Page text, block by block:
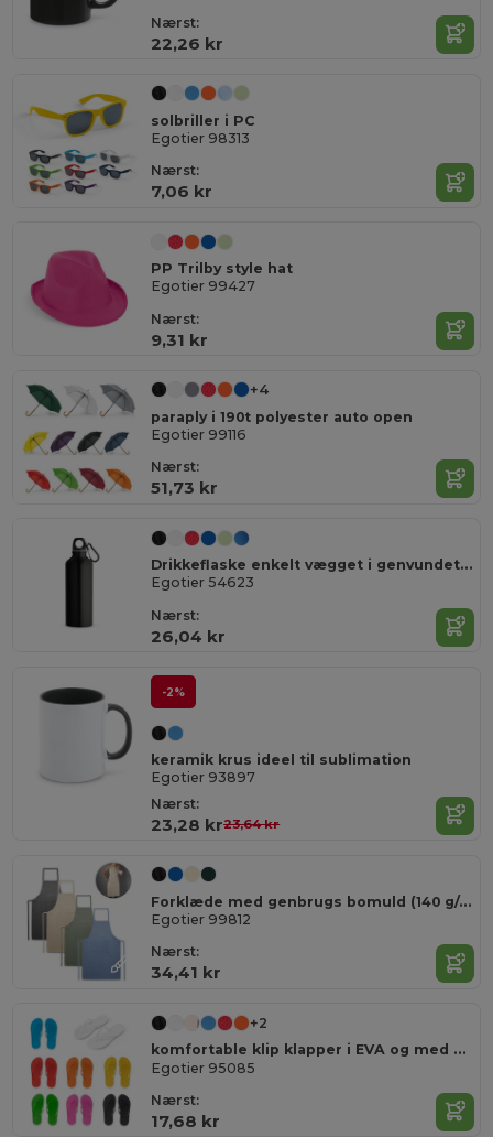
Nærst:
22,26 kr
solbriller i PC
Egotier 98313
Nærst:
7,06 kr
PP Trilby style hat
Egotier 99427
Nærst:
9,31 kr
+4
paraply i 190t polyester auto open
Egotier 99116
Nærst:
51,73 kr
Drikkeflaske enkelt vægget i genvundet alu med karabinhage 530 ml
Egotier 54623
Nærst:
26,04 kr
-2%
keramik krus ideel til sublimation
Egotier 93897
Nærst:
23,28 kr23,64 kr
Forklæde med genbrugs bomuld (140 g/m²)
Egotier 99812
Nærst:
34,41 kr
+2
komfortable klip klapper i EVA og med PVC rem
Egotier 95085
Nærst:
17,68 kr